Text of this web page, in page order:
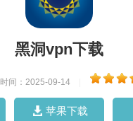
黑洞vpn下载
时间：2025-09-14
苹果下载